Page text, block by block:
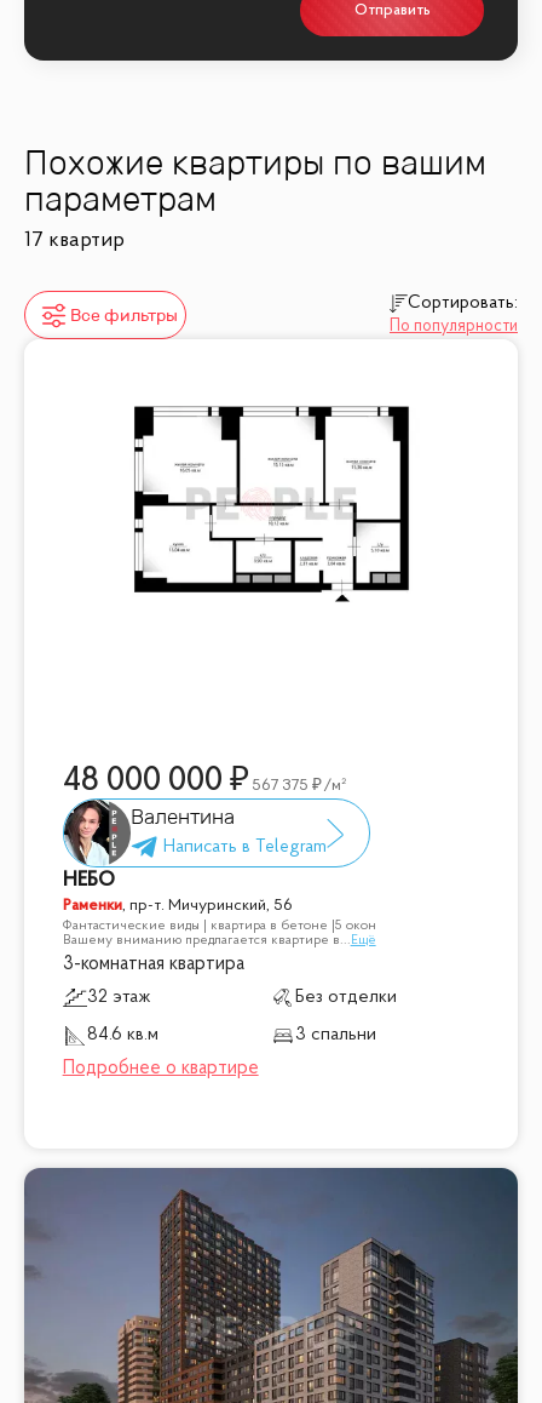
Отправить
Похожие квартиры по вашим
параметрам
17 квартир
Все фильтры
Сортировать:
По популярности
48 000 000 567 375 /м²
Валентина
НЕБО
Раменки, пр-т. Мичуринский, 56
Фантастические виды | квартира в бетоне |5 окон
Вашему вниманию предлагается квартире в... Ещё
3-комнатная квартира
32 этаж
Без отделки
84.6 кв.м
3 спальни